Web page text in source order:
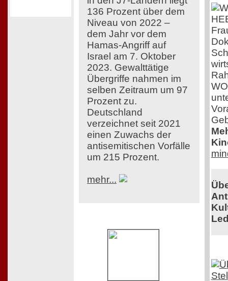
136 Prozent über dem
Niveau von 2022 –
dem Jahr vor dem
Hamas-Angriff auf
Israel am 7. Oktober
2023. Gewalttätige
Übergriffe nahmen im
selben Zeitraum um 97
Prozent zu.
Deutschland
verzeichnet seit 2021
einen Zuwachs der
antisemitischen Vorfälle
um 215 Prozent.
mehr...